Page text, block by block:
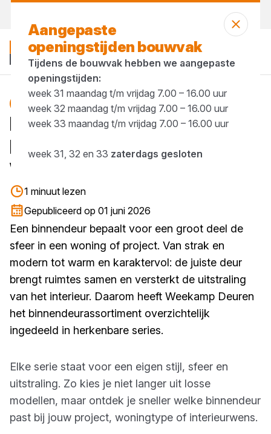
Nieuw: de
binnendeurseries van
Weekamp
1 minuut lezen
Gepubliceerd op 01 juni 2026
Een binnendeur bepaalt voor een groot deel de
sfeer in een woning of project. Van strak en
modern tot warm en karaktervol: de juiste deur
brengt ruimtes samen en versterkt de uitstraling
van het interieur. Daarom heeft Weekamp Deuren
het binnendeurassortiment overzichtelijk
ingedeeld in herkenbare series.
Elke serie staat voor een eigen stijl, sfeer en
uitstraling. Zo kies je niet langer uit losse
modellen, maar ontdek je sneller welke binnendeur
past bij jouw project, woningtype of interieurwens.
Aangepaste
openingstijden bouwvak
Tijdens de bouwvak hebben we aangepaste
openingstijden:
week 31 maandag t/m vrijdag 7.00 – 16.00 uur
week 32 maandag t/m vrijdag 7.00 – 16.00 uur
week 33 maandag t/m vrijdag 7.00 – 16.00 uur
week 31, 32 en 33 zaterdags gesloten